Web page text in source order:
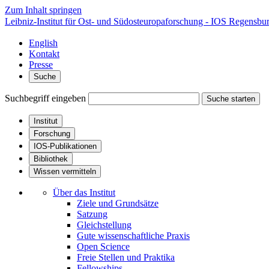
Zum Inhalt springen
Leibniz-Institut für Ost- und Südosteuropaforschung - IOS
English
Kontakt
Presse
Suche
Suchbegriff eingeben Suche starten
Institut
Forschung
IOS-Publikationen
Bibliothek
Wissen vermitteln
Über das Institut
Ziele und Grundsätze
Satzung
Gleichstellung
Gute wissenschaftliche Praxis
Open Science
Freie Stellen und Praktika